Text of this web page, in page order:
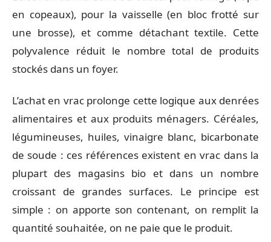
en copeaux), pour la vaisselle (en bloc frotté sur
une brosse), et comme détachant textile. Cette
polyvalence réduit le nombre total de produits
stockés dans un foyer.
L’achat en vrac prolonge cette logique aux denrées
alimentaires et aux produits ménagers. Céréales,
légumineuses, huiles, vinaigre blanc, bicarbonate
de soude : ces références existent en vrac dans la
plupart des magasins bio et dans un nombre
croissant de grandes surfaces. Le principe est
simple : on apporte son contenant, on remplit la
quantité souhaitée, on ne paie que le produit.